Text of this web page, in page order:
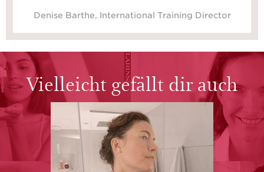
Denise Barthe, International Training Director
Vielleicht gefällt dir auch